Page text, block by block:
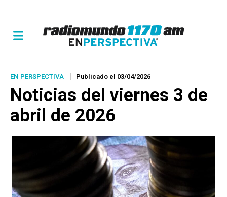
EN PERSPECTIVA Publicado el 03/04/2026
Noticias del viernes 3 de
abril de 2026